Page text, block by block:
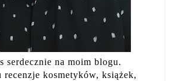
serdecznie na moim blogu.
recenzje kosmetyków, książek,